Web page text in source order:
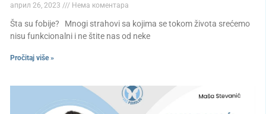
април 26, 2023 Нема коментара
Šta su fobije? Mnogi strahovi sa kojima se tokom života srećemo
nisu funkcionalni i ne štite nas od neke
Pročitaj više »